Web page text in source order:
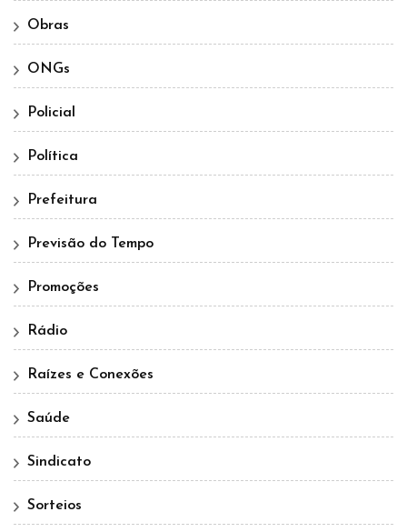
Obras
ONGs
Policial
Política
Prefeitura
Previsão do Tempo
Promoções
Rádio
Raízes e Conexões
Saúde
Sindicato
Sorteios